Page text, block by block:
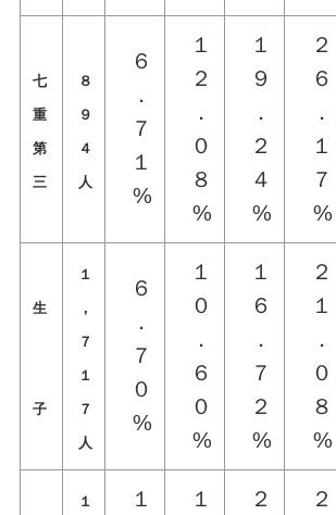
七
重
第
三
８
９
４
人
６
．
７
１
%
１
２
．
０
８
%
１
９
．
２
４
%
２
６
．
１
７
%
生
子
１
，
７
１
７
人
６
．
７
０
%
１
０
．
６
０
%
１
６
．
７
２
%
２
１
．
０
８
%
１
１
１
２
２